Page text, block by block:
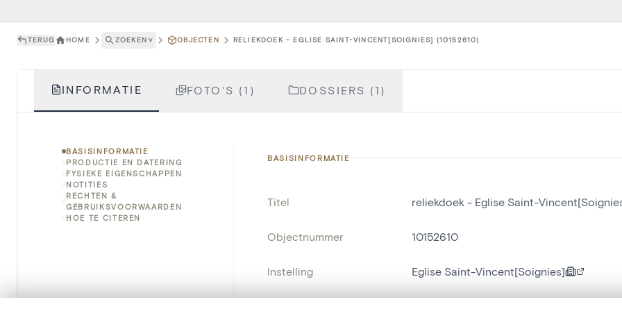
TERUG HOME ZOEKEN ˅ OBJECTEN RELIEKDOEK - EGLISE SAINT-VINCENT[SOIGNIES] (10152610)
INFORMATIE FOTO'S (1) DOSSIERS (1)
BASISINFORMATIE
PRODUCTIE EN DATERING
FYSIEKE EIGENSCHAPPEN
NOTITIES
RECHTEN &
GEBRUIKSVOORWAARDEN
HOE TE CITEREN
BASISINFORMATIE
Titel reliekdoek - Eglise Saint-
Objectnummer 10152610
Instelling Eglise Saint-Vincent[Soignies]